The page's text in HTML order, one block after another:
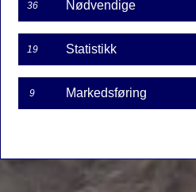
36 Nødvendige
19 Statistikk
9 Markedsføring